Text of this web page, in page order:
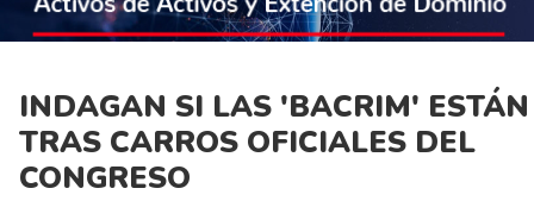
INDAGAN SI LAS 'BACRIM' ESTÁN
TRAS CARROS OFICIALES DEL
CONGRESO